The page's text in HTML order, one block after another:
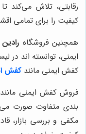
رقابتی، تلاش می‌کند
کیفیت را برای تمامی
همچنین فروشگاه
ایمنی، توانسته اند
کفش ایمنی مانند کفش
فروش کفش ایمنی
بندی متفاوت صورت می
مکفی و بررسی بازار،